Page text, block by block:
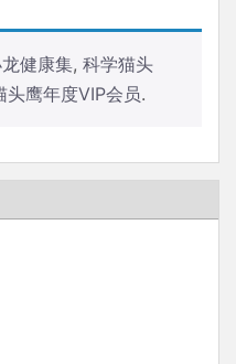
健康集, 科学猫头
头鹰年度VIP会员.